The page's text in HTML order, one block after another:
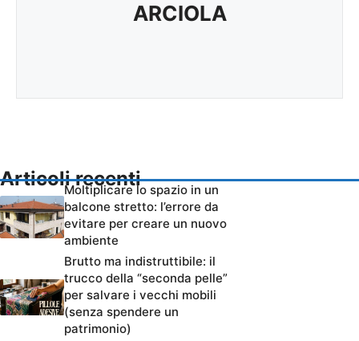
ARCIOLA
Articoli recenti
Moltiplicare lo spazio in un
balcone stretto: l’errore da
evitare per creare un nuovo
ambiente
Brutto ma indistruttibile: il
trucco della “seconda pelle”
per salvare i vecchi mobili
(senza spendere un
patrimonio)